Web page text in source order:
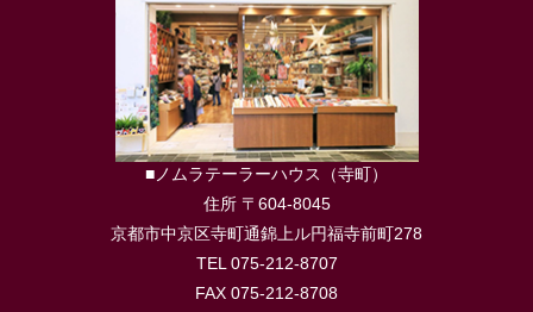
■ノムラテーラーハウス（寺町）
住所 〒604-8045
京都市中京区寺町通錦上ル円福寺前町278
TEL 075-212-8707
FAX 075-212-8708